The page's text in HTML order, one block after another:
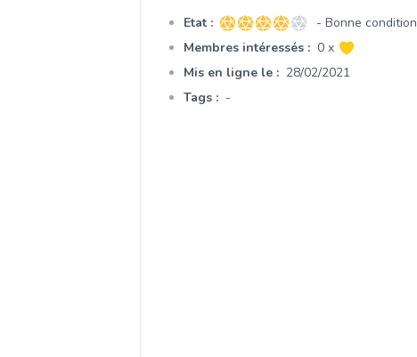
Etat : 4 sur 5 étoiles
- Bonne condition
Membres intéressés : 0 x
Mis en ligne le : 28/02/2021
Tags : -